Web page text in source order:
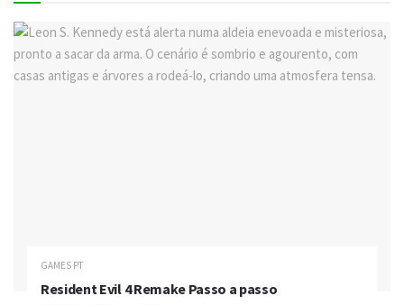
GAMES PT
Resident Evil 4 Remake Passo a passo